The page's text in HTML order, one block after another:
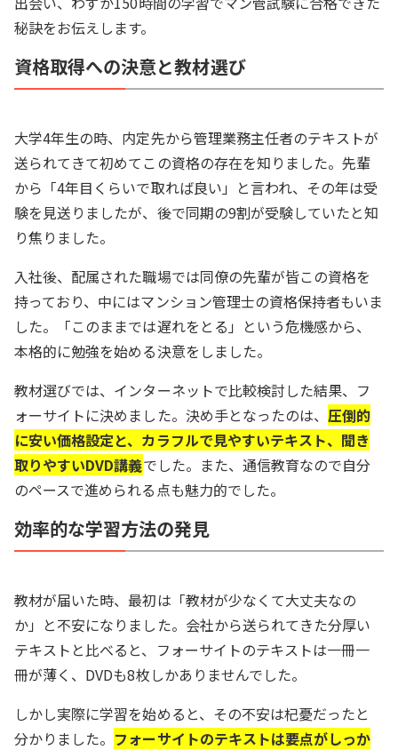
秘訣をお伝えします。
資格取得への決意と教材選び
大学4年生の時、内定先から管理業務主任者のテキストが
送られてきて初めてこの資格の存在を知りました。先輩
から「4年目くらいで取れば良い」と言われ、その年は受
験を見送りましたが、後で同期の9割が受験していたと知
り焦りました。
入社後、配属された職場では同僚の先輩が皆この資格を
持っており、中にはマンション管理士の資格保持者もいま
した。「このままでは遅れをとる」という危機感から、
本格的に勉強を始める決意をしました。
教材選びでは、インターネットで比較検討した結果、フ
ォーサイトに決めました。決め手となったのは、圧倒的
に安い価格設定と、カラフルで見やすいテキスト、聞き
取りやすいDVD講義でした。また、通信教育なので自分
のペースで進められる点も魅力的でした。
効率的な学習方法の発見
教材が届いた時、最初は「教材が少なくて大丈夫なの
か」と不安になりました。会社から送られてきた分厚い
テキストと比べると、フォーサイトのテキストは一冊一
冊が薄く、DVDも8枚しかありませんでした。
しかし実際に学習を始めると、その不安は杞憂だったと
分かりました。 フォーサイトのテキストは要点がしっか